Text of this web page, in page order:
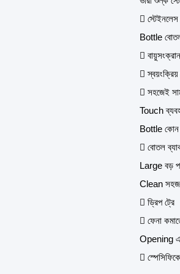
 স্টেইনলেস
Bottle বোতল

 স্বয়ংক্রিয়
 সহজেই
Touch
Bottle কোন
 বোতল
Large বড়
Clean সহজ
 ড্রিপ ট্রে
 ফেনা
Opening
